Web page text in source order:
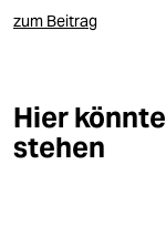
zum Beitrag
Hier
stehen